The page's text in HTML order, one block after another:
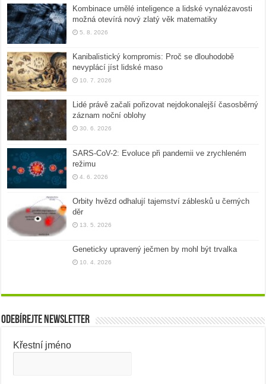
Kombinace umělé inteligence a lidské vynalézavosti
možná otevírá nový zlatý věk matematiky
5. 8. 2026
Kanibalistický kompromis: Proč se dlouhodobě
nevyplácí jíst lidské maso
10. 7. 2026
Lidé právě začali pořizovat nejdokonalejší časosběrný
záznam noční oblohy
30. 6. 2026
SARS-CoV-2: Evoluce při pandemii ve zrychleném
režimu
4. 6. 2026
Orbity hvězd odhalují tajemství záblesků u černých
děr
13. 5. 2026
Geneticky upravený ječmen by mohl být trvalka
10. 4. 2026
Odebírejte newsletter
Křestní jméno